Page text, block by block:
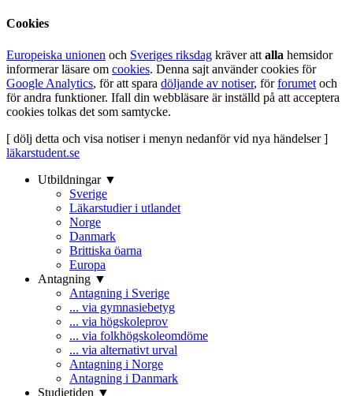
Cookies
Europeiska unionen och Sveriges riksdag kräver att alla hemsidor
informerar läsare om cookies. Denna sajt använder cookies för
Google Analytics, för att spara döljande av notiser, förforumet och
för andra funktioner. Ifall din webbläsare är inställd på att acceptera
cookies tolkas det som samtycke.
[ dölj detta och visa notiser i menyn nedanför vid nya händelser ]
läkarstudent.se
Utbildningar ▼
Sverige
Läkarstudier i utlandet
Norge
Danmark
Brittiska öarna
Europa
Antagning ▼
Antagning i Sverige
... via gymnasiebetyg
... via högskoleprov
... via folkhögskoleomdöme
... via alternativt urval
Antagning i Norge
Antagning i Danmark
Studietiden ▼